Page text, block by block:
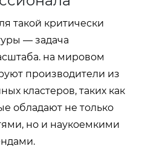
такой критически
— задача
на мировом
производители из
кластеров, таких как
обладают не только
но и наукоемкими